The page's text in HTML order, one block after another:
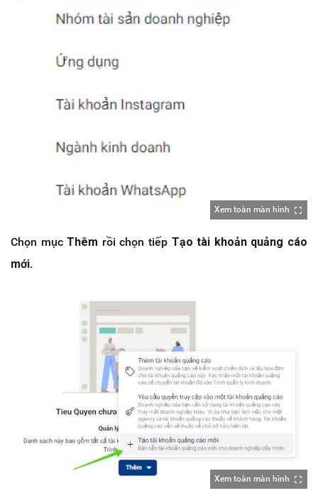
Xem toàn màn hình
Chọn mụcThêm rồi chọn tiếp Tạo tài khoản quảng cáo
mới.
Xem toàn màn hình